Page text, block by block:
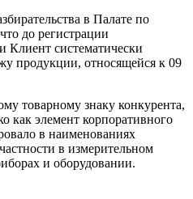
в Палате по
до регистрации
Клиент систематически
продукции, относящейся к 09
товарному знаку конкурента,
как элемент корпоративного
в наименованиях
в измерительном
и оборудовании.